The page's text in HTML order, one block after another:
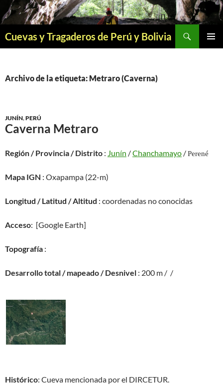
Saltar
al
Cuevas y Tragaderos de Perú y Bolivia
Archivo de la etiqueta: Metraro (Caverna)
JUNÍN,PERÚ
Caverna Metraro
Región / Provincia / Distrito : Junín /Chanchamayo /Perené
Mapa IGN : Oxapampa (22-m)
Longitud / Latitud / Altitud : coordenadas no conocidas
Acceso: [Google Earth]
Topografía :
Desarrollo total / mapeado / Desnivel : 200 m / /
Histórico: Cueva mencionada por el DIRCETUR.